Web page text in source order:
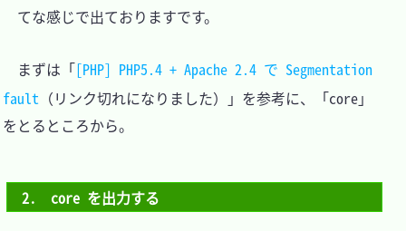
てな感じで出ておりますです。
まずは「[PHP] PHP5.4 + Apache 2.4 で Segmentation
fault （リンク切れになりました）」を参考に、「core」
をとるところから。
2.　core を出力する